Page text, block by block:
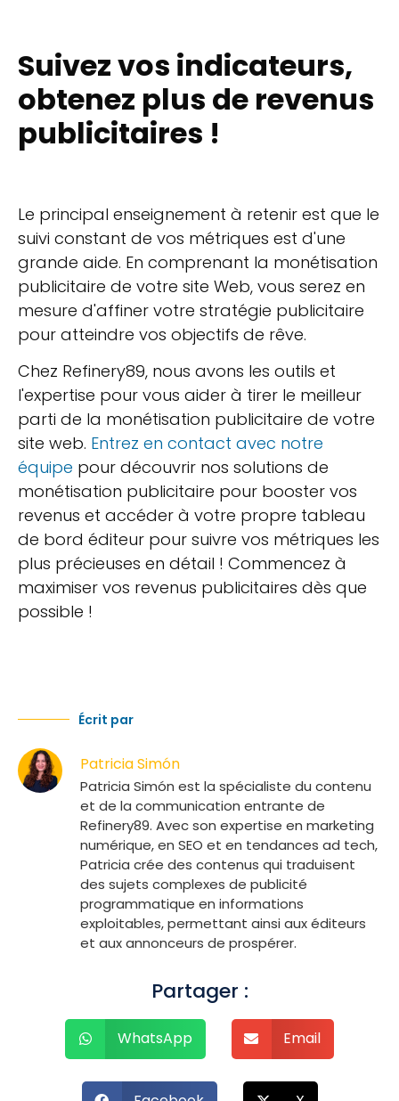
Suivez vos indicateurs,
obtenez plus de revenus
publicitaires !
Le principal enseignement à retenir est que le
suivi constant de vos métriques est d'une
grande aide. En comprenant la monétisation
publicitaire de votre site Web, vous serez en
mesure d'affiner votre stratégie publicitaire
pour atteindre vos objectifs de rêve.
Chez Refinery89, nous avons les outils et
l'expertise pour vous aider à tirer le meilleur
parti de la monétisation publicitaire de votre
site web. Entrez en contact avec notre
équipe pour découvrir nos solutions de
monétisation publicitaire pour booster vos
revenus et accéder à votre propre tableau
de bord éditeur pour suivre vos métriques les
plus précieuses en détail ! Commencez à
maximiser vos revenus publicitaires dès que
possible !
Écrit par
Patricia Simón
Patricia Simón est la spécialiste du contenu
et de la communication entrante de
Refinery89. Avec son expertise en marketing
numérique, en SEO et en tendances ad tech,
Patricia crée des contenus qui traduisent
des sujets complexes de publicité
programmatique en informations
exploitables, permettant ainsi aux éditeurs
et aux annonceurs de prospérer.
Partager :
WhatsApp Email